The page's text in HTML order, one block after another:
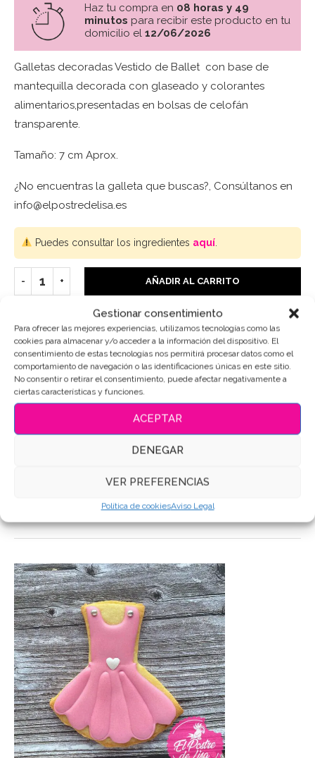
Gestionar consentimiento
Para ofrecer las mejores experiencias, utilizamos tecnologías como las
cookies para almacenar y/o acceder a la información del dispositivo. El
consentimiento de estas tecnologías nos permitirá procesar datos como el
comportamiento de navegación o las identificaciones únicas en este sitio.
No consentir o retirar el consentimiento, puede afectar negativamente a
ciertas características y funciones.
ACEPTAR
DENEGAR
VER PREFERENCIAS
Política de cookiesAviso Legal
Haz tu compra en 08 horas y 49
minutos para recibir este producto en tu
domicilio el 12/06/2026
Galletas decoradas Vestido de Ballet con base de
mantequilla decorada con glaseado y colorantes
alimentarios,presentadas en bolsas de celofán
transparente.
Tamaño: 7 cm Aprox.
¿No encuentras la galleta que buscas?, Consúltanos en
info@elpostredelisa.es
Puedes consultar los ingredientes aquí.
AÑADIR AL CARRITO
SKU: 3046
Categoría:Música
Etiquetas:Galletas de mantequilla
Galletas decoradas ballet,Galletas personalizadas
Compartir
DESCRIPCIÓN
INFORMACIÓN ADICIONAL